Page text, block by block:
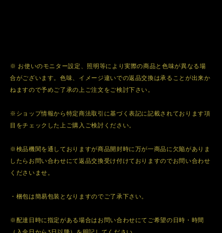
※ お使いのモニター設定、照明等により実際の商品と色味が異なる場
合がございます。色味、イメージ違いでの返品交換は承ることが出来か
ねますので予めご了承の上ご注文をご検討下さい。
※ショップ情報から特定商法取引に基づく表記に記載されております項
目をチェックした上ご購入ご検討ください。
※検品機関を通しておりますが商品開封時に万が一商品に欠陥がありま
したらお問い合わせにて返品交換受け付けておりますのでお問い合わせ
くださいませ。
・梱包は簡易包装となりますのでご了承下さい。
※配達日時に指定がある場合はお問い合わせにてご希望の日時・時間